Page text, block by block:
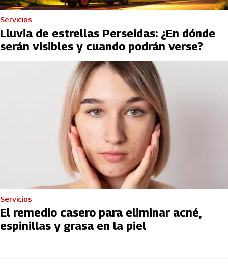
Servicios
Lluvia de estrellas Perseidas: ¿En dónde
serán visibles y cuando podrán verse?
Servicios
El remedio casero para eliminar acné,
espinillas y grasa en la piel